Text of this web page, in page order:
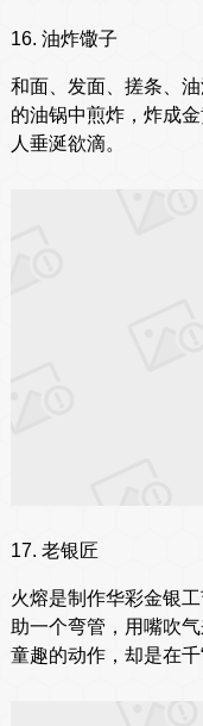
16. 油炸馓子
和面、发面、搓条、
的油锅中煎炸，炸成
人垂涎欲滴。
17. 老银匠
火熔是制作华彩金银
助一个弯管，用嘴吹
童趣的动作，却是在千